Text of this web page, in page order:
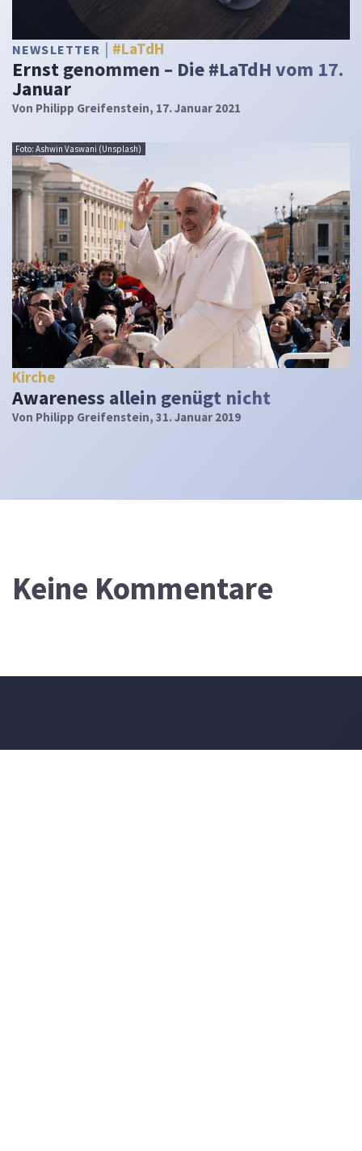
NEWSLETTER #LaTdH
Ernst genommen – Die #LaTdH vom 17.
Januar
Von Philipp Greifenstein, 17. Januar 2021
Foto: Ashwin Vaswani (Unsplash)
Kirche
Awareness allein genügt nicht
Von Philipp Greifenstein, 31. Januar 2019
Keine Kommentare